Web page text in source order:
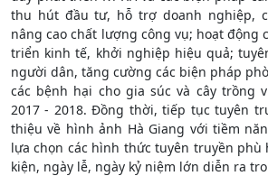
thu hút đầu tư, hỗ trợ doanh nghiệp,
nâng cao chất lượng công vụ; hoạt động
triển kinh tế, khởi nghiệp hiệu quả;
người dân, tăng cường các biện pháp
các bệnh hại cho gia súc và cây trồng
2017 - 2018. Đồng thời, tiếp tục tuyên
thiệu về hình ảnh Hà Giang với tiềm
lựa chọn các hình thức tuyên truyền phù
kiện, ngày lễ, ngày kỷ niệm lớn diễn ra